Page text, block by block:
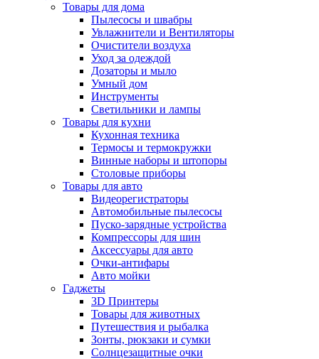
Товары для дома
Пылесосы и швабры
Увлажнители и Вентиляторы
Очистители воздуха
Уход за одеждой
Дозаторы и мыло
Умный дом
Инструменты
Светильники и лампы
Товары для кухни
Кухонная техника
Термосы и термокружки
Винные наборы и штопоры
Столовые приборы
Товары для авто
Видеорегистраторы
Автомобильные пылесосы
Пуско-зарядные устройства
Компрессоры для шин
Аксессуары для авто
Очки-антифары
Авто мойки
Гаджеты
3D Принтеры
Товары для животных
Путешествия и рыбалка
Зонты, рюкзаки и сумки
Солнцезащитные очки